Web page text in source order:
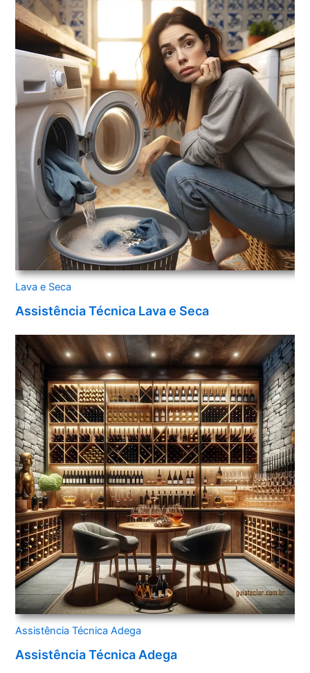
Lava e Seca
Assistência Técnica Lava e Seca
Assistência Técnica Adega
Assistência Técnica Adega